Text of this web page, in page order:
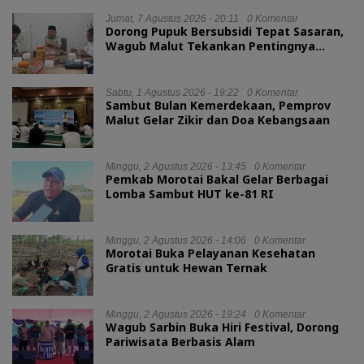
Jumat, 7 Agustus 2026 - 20:11 0 Komentar
Dorong Pupuk Bersubsidi Tepat Sasaran,
Wagub Malut Tekankan Pentingnya
Sabtu, 1 Agustus 2026 - 19:22 0 Komentar
Sambut Bulan Kemerdekaan, Pemprov
Malut Gelar Zikir dan Doa Kebangsaan
Minggu, 2 Agustus 2026 - 13:45 0 Komentar
Pemkab Morotai Bakal Gelar Berbagai
Lomba Sambut HUT ke-81 RI
Minggu, 2 Agustus 2026 - 14:06 0 Komentar
Morotai Buka Pelayanan Kesehatan
Gratis untuk Hewan Ternak
Minggu, 2 Agustus 2026 - 19:24 0 Komentar
Wagub Sarbin Buka Hiri Festival, Dorong
Pariwisata Berbasis Alam